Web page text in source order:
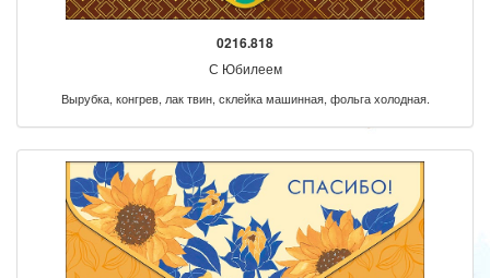
0216.818
С Юбилеем
Вырубка, конгрев, лак твин, склейка машинная, фольга холодная.